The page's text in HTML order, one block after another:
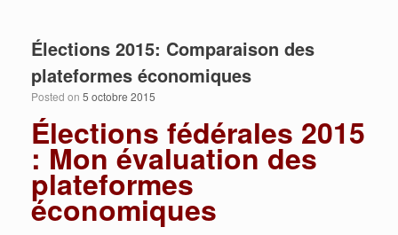
Élections 2015: Comparaison des
plateformes économiques
Posted on 5 octobre 2015
Élections fédérales 2015
: Mon évaluation des
plateformes
économiques